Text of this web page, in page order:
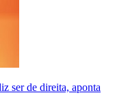
ser de direita, aponta